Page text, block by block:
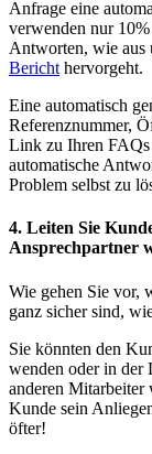
Anfrage eine
verwenden nur
Antworten, wie aus
Bericht hervorgeht.
Eine automatisch
Referenznummer,
Link zu Ihren FAQs
automatische
Problem selbst zu
4. Leiten Sie
Ansprechpartner
Wie gehen Sie vor,
ganz sicher sind,
Sie könnten den
wenden oder in der
anderen Mitarbeiter
Kunde sein
öfter!